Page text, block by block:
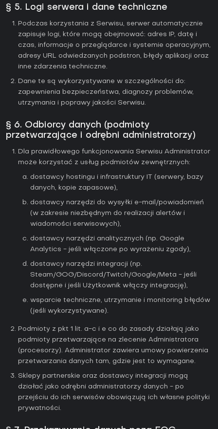
§ 5. Logi serwera i dane techniczne
Podczas korzystania z Serwisu, serwer automatycznie
zapisuje logi, które mogą obejmować: adres IP, datę i
czas, informacje o przeglądarce i systemie operacyjnym,
adresy URL odwiedzanych podstron, błędy aplikacji oraz
inne zdarzenia techniczne.
Dane te są wykorzystywane w szczególności do:
zapewnienia bezpieczeństwa, diagnozy problemów,
utrzymania i poprawy jakości Serwisu.
§ 6. Odbiorcy danych (podmioty
przetwarzające i odrębni administratorzy)
Dla prawidłowego funkcjonowania Serwisu Administrator
może korzystać z usług podmiotów zewnętrznych:
dostawcy hostingu i infrastruktury IT (serwery, bazy
danych, kopie zapasowe),
dostawcy narzędzi do wysyłki e-mail/powiadomień
(w zakresie niezbędnym do realizacji alertów i
wiadomości serwisowych),
dostawcy narzędzi analitycznych (np. Google
Analytics - jeśli włączone po wyrażeniu zgody),
dostawcy narzędzi integracji (np.
Steam/GOG/Discord/Twitch/Google/Meta - jeśli
dostępne i jeśli Użytkownik włączy integrację),
wsparcie techniczne, utrzymanie i monitoring błędów
(jeśli wykorzystywane).
Podmioty z pkt 1 lit. a-c i e co do zasady działają jako
podmioty przetwarzające na zlecenie Administratora
(procesorzy). Administrator zawiera umowy powierzenia
przetwarzania danych tam, gdzie jest to wymagane.
Sklepy partnerskie oraz dostawcy integracji mogą
działać jako odrębni administratorzy danych - po
przejściu do ich serwisów obowiązują ich własne polityki
prywatności.